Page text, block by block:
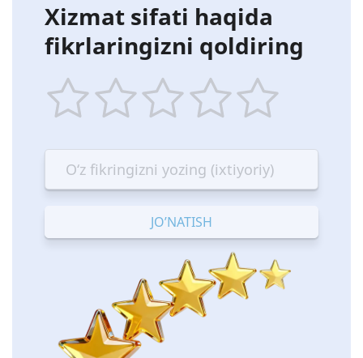
Xizmat sifati haqida
fikrlaringizni qoldiring
star
Terrible
stars
—
Bad
stars
—
OK
stars
—
Good
stars
—
Excellent